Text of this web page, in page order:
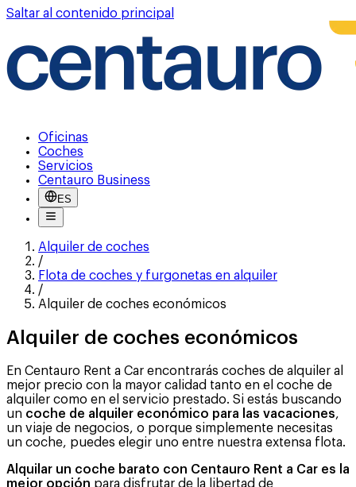
Saltar al contenido principal
Oficinas
Coches
Servicios
Centauro Business
ES
Alquiler de coches
/
Flota de coches y furgonetas en alquiler
/
Alquiler de coches económicos
Alquiler de coches económicos
En Centauro Rent a Car encontrarás coches de alquiler al
mejor precio con la mayor calidad tanto en el coche de
alquiler como en el servicio prestado. Si estás buscando
un coche de alquiler económico para las vacaciones,
un viaje de negocios, o porque simplemente necesitas
un coche, puedes elegir uno entre nuestra extensa flota.
Alquilar un coche barato con Centauro Rent a Car es la
mejor opción para disfrutar de la libertad de